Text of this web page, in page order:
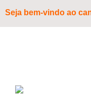
Seja bem-vindo ao